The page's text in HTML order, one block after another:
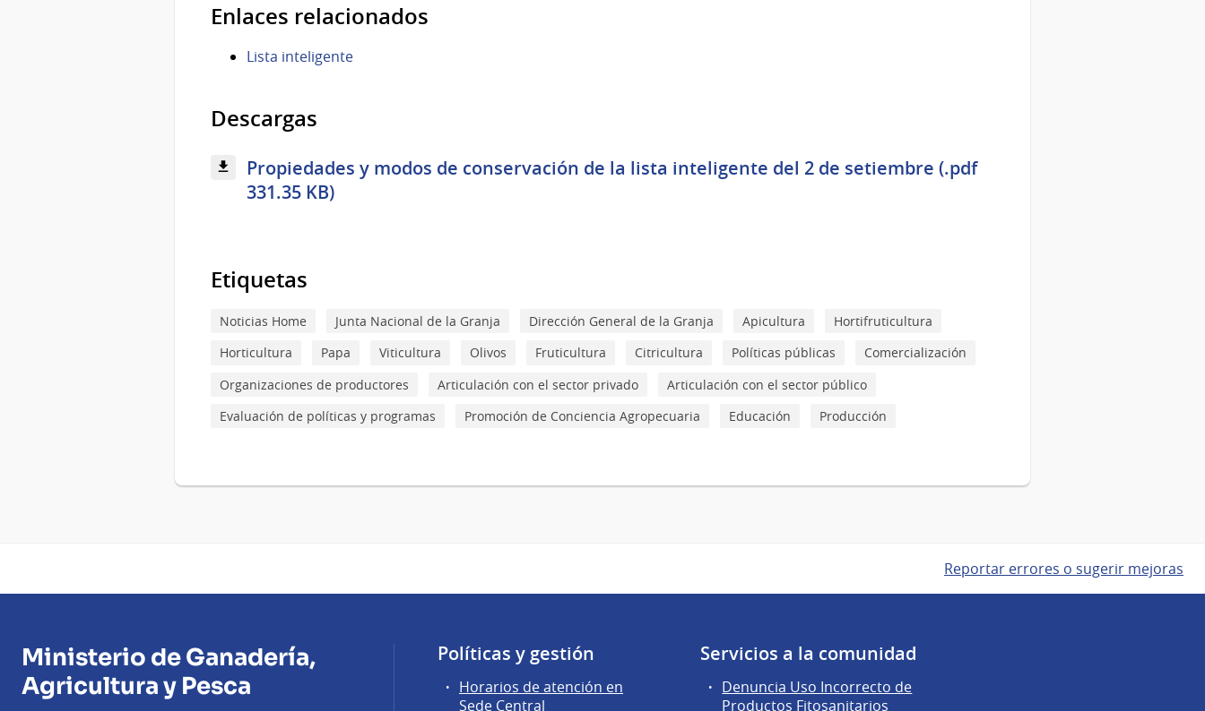
Enlaces relacionados
Lista inteligente
Descargas
Propiedades y modos de conservación de la lista inteligente del 2 de setiembre (.pdf
331.35 KB)
Etiquetas
Noticias Home Junta Nacional de la Granja Dirección General de la Granja Apicultura
Hortifruticultura
Horticultura
Papa Viticultura Olivos Fruticultura Citricultura Políticas públicas
Comercialización
Organizaciones de productores
Articulación con el sector privado
Articulación con el sector público
Evaluación de políticas y programas
Promoción de Conciencia Agropecuaria Educación Producción
Reportar errores o sugerir mejoras
Ministerio de Ganadería,
Agricultura y Pesca
Políticas y gestión
Horarios de atención en
Sede Central
Servicios a la comunidad
Denuncia Uso Incorrecto de
Productos Fitosanitarios